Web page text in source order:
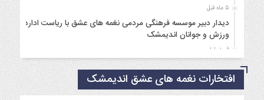
5 ماه قبل
دیدار دبیر موسسه فرهنگی مردمی نغمه های عشق با ریاست اداره
ورزش و جوانان اندیمشک
6 ماه قبل
مراسم دورهمی خانوادگی با عنوان کافه شادی مهدوی به مناسبت
نیمه شعبان و دهه فجر و هفته ی جوان در اندیمشک برگزار شد.
6 ماه قبل
افتخارات نغمه های عشق اندیمشک